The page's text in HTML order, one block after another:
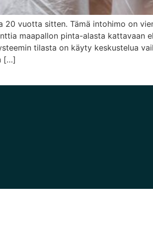
20 vuotta sitten. Tämä intohimo on
maapallon pinta-alasta kattavaan
tilasta on käyty keskustelua
[…]